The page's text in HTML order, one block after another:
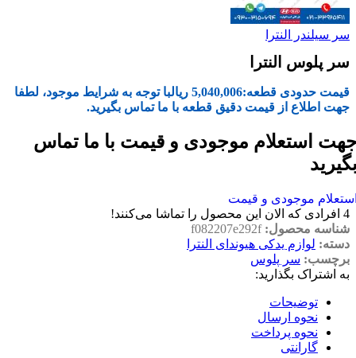
سر سیلندر النترا
سر پلوس النترا
قیمت حدودی قطعه:5,040,006 ریالبا توجه به شرایط موجود، لطفا
جهت اطلاع از قیمت دقیق قطعه با ما تماس بگیرید.
استعلام موجودی و قیمت با ما تماس
موجودی و قیمت
4 افرادی که الان این محصول را تماشا می‌کنند!
شناسه محصول:f082207e292f
دسته: لوازم یدکی هیوندای النترا
برچسب: سر پلوس
به اشتراک بگذارید:
توضیحات
نحوه ارسال
نحوه پرداخت
گارانتی